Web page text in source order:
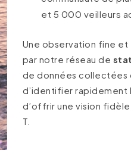
et 5 000 veilleurs
Une observation fine
par notre réseau de
de données collectées
d’identifier rapidement
d’offrir une vision fidèle
T.